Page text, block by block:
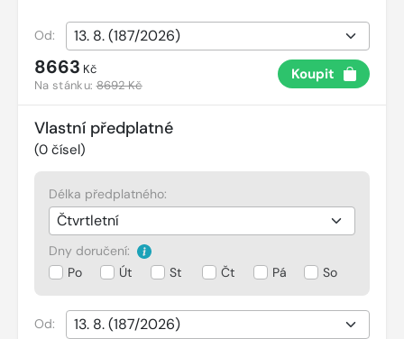
Od:
8663 Kč
Na stánku:8692 Kč
Koupit
Vlastní předplatné
(0 čísel)
Délka předplatného:
Dny doručení:
Po
Út St Čt Pá So
Od: